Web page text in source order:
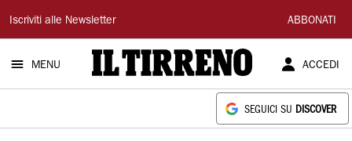
Il
Tirreno
Iscriviti alle Newsletter ABBONATI
MENU ACCEDI
SEGUICI SU DISCOVER